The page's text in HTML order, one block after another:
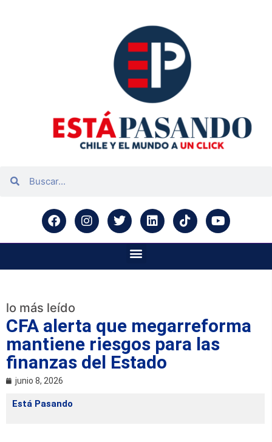
lo más leído
CFA alerta que megarreforma
mantiene riesgos para las
finanzas del Estado
junio 8, 2026
Está Pasando